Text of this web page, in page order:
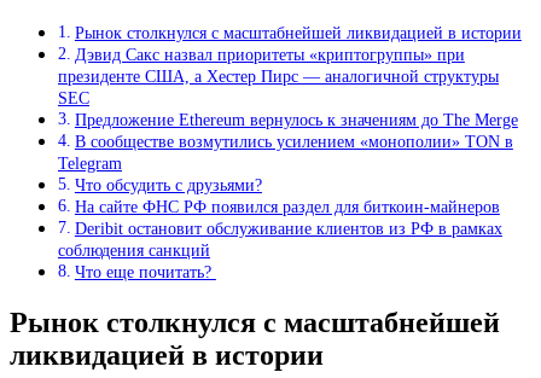
Рынок столкнулся с масштабнейшей ликвидацией в истории
Дэвид Сакс назвал приоритеты «криптогруппы» при
президенте США, а Хестер Пирс — аналогичной структуры
SEC
Предложение Ethereum вернулось к значениям до The Merge
В сообществе возмутились усилением «монополии» TON в
Telegram
Что обсудить с друзьями?
На сайте ФНС РФ появился раздел для биткоин-майнеров
Deribit остановит обслуживание клиентов из РФ в рамках
соблюдения санкций
Что еще почитать?
Рынок столкнулся с масштабнейшей
ликвидацией в истории